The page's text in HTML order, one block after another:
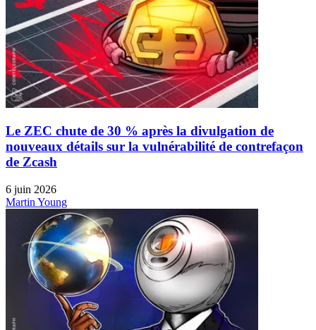
Le ZEC chute de 30 % après la divulgation de
nouveaux détails sur la vulnérabilité de contrefaçon
de Zcash
6 juin 2026
Martin Young